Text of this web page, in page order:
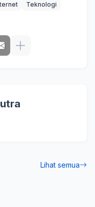
Teknologi
Lihat semua